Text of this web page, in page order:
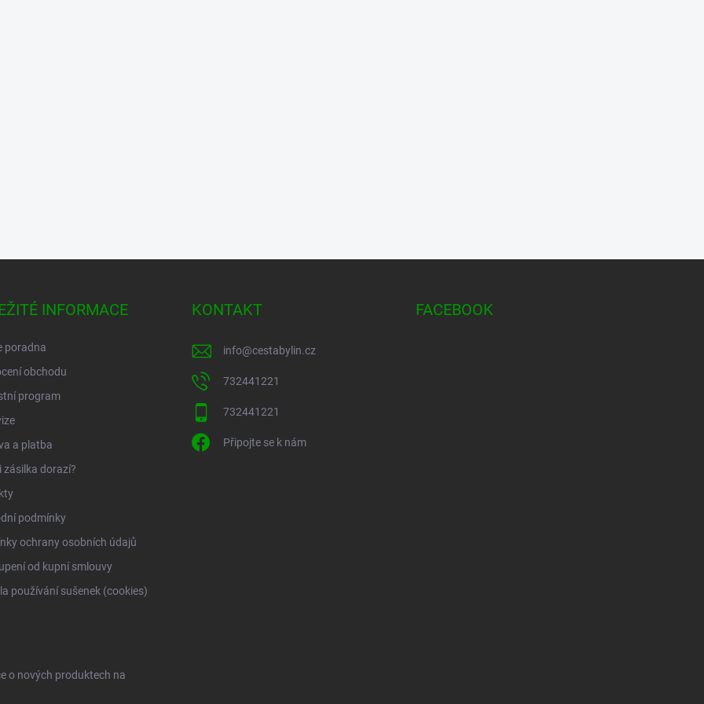
INFORMACE
poradna
obchodu
program
a platba
zásilka dorazí?
podmínky
ochrany osobních údajů
od kupní smlouvy
používání sušenek (cookies)
KONTAKT
info@cestabylin.cz
732441221
732441221
Připojte se k nám
FACEBOOK
o nových produktech na